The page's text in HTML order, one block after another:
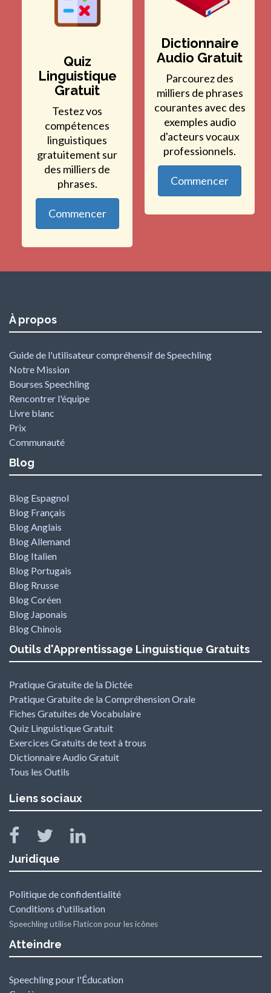
Quiz
Linguistique
Gratuit
Testez vos
compétences
linguistiques
gratuitement sur
des milliers de
phrases.
Commencer
Dictionnaire
Audio Gratuit
Parcourez des
milliers de phrases
courantes avec des
exemples audio
d'acteurs vocaux
professionnels.
Commencer
À propos
Guide de l'utilisateur compréhensif de Speechling
Notre Mission
Bourses Speechling
Rencontrer l'équipe
Livre blanc
Prix
Communauté
Blog
Blog Espagnol
Blog Français
Blog Anglais
Blog Allemand
Blog Italien
Blog Portugais
Blog Rrusse
Blog Coréen
Blog Japonais
Blog Chinois
Outils d'Apprentissage Linguistique Gratuits
Pratique Gratuite de la Dictée
Pratique Gratuite de la Compréhension Orale
Fiches Gratuites de Vocabulaire
Quiz Linguistique Gratuit
Exercices Gratuits de text à trous
Dictionnaire Audio Gratuit
Tous les Outils
Liens sociaux
Juridique
Politique de confidentialité
Conditions d'utilisation
Speechling utilise Flaticon pour les icônes
Atteindre
Speechling pour l'Éducation